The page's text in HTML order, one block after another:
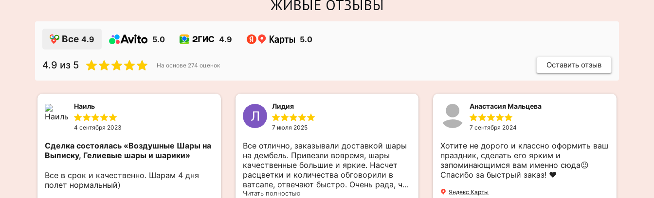
ЖИВЫЕ ОТЗЫВЫ
Все 4.9 5.0 4.9 5.0
4.9 из 5 На основе 274 оценок Оставить отзыв
Наиль
4 сентября 2023
Сделка состоялась «Воздушные Шары на
Выписку, Гелиевые шары и шарики»
Все в срок и качественно. Шарам 4 дня
полет нормальный)
Лидия
7 июля 2025
Все отлично, заказывали доставкой шары
на дембель. Привезли вовремя, шары
качественные большие и яркие. Насчет
расцветки и количества обговорили в
ватсапе, отвечают быстро. Очень рада, что
обратилась к ним. Если хотите быть
Читать полностью
Анастасия Мальцева
7 сентября 2024
Хотите не дорого и классно оформить ваш
праздник, сделать его ярким и
запоминающимся вам именно сюда😉
Спасибо за быстрый заказ! ❤️
Яндекс Карты